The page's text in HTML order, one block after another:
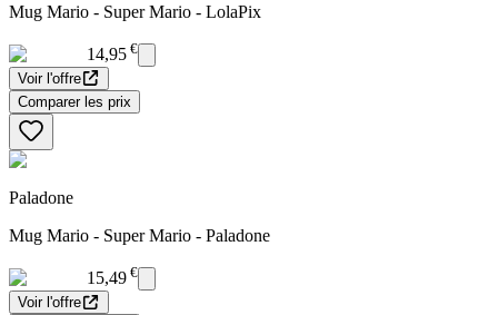
Mug Mario - Super Mario - LolaPix
14,95 €
Voir l'offre
Comparer les prix
Paladone
Mug Mario - Super Mario - Paladone
15,49 €
Voir l'offre